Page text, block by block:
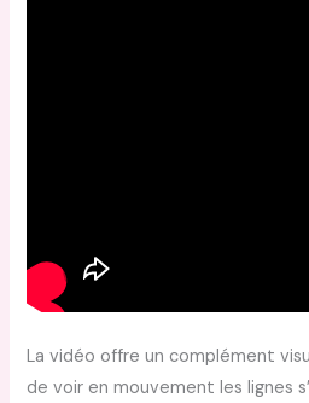
La vidéo offre un complément
de voir en mouvement les lignes